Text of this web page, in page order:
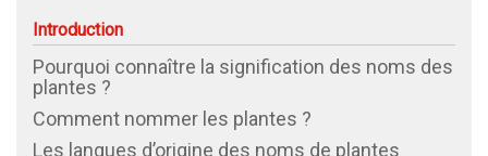
Introduction
Pourquoi connaître la signification des noms des
plantes ?
Comment nommer les plantes ?
Les langues d’origine des noms de plantes